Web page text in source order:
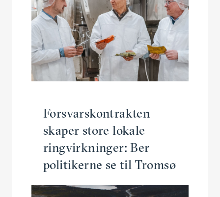
Forsvars­kon­trakten
skaper store lokale
ringvirk­ninger: Ber
politi­kerne se til Tromsø